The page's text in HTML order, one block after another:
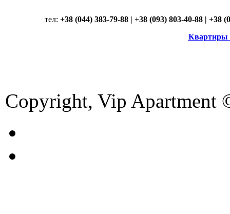
тел: +38 (044) 383-79-88 | +38 (093) 803-40-88| +38
Квартиры
Copyright, Vip Apartment